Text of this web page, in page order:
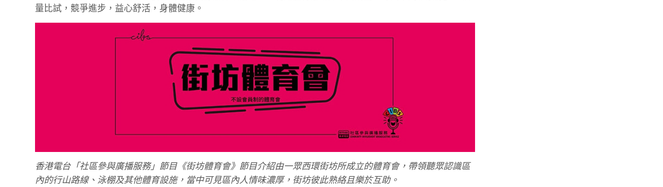
量比試，競爭進步，益心舒活，身體健康。
香港電台「社區參與廣播服務」節目《街坊體育會》節目介紹由一眾西環街坊所成立的體育會，帶領聽眾認識區
內的行山路線、泳棚及其他體育設施，當中可見區內人情味濃厚，街坊彼此熟絡且樂於互助。